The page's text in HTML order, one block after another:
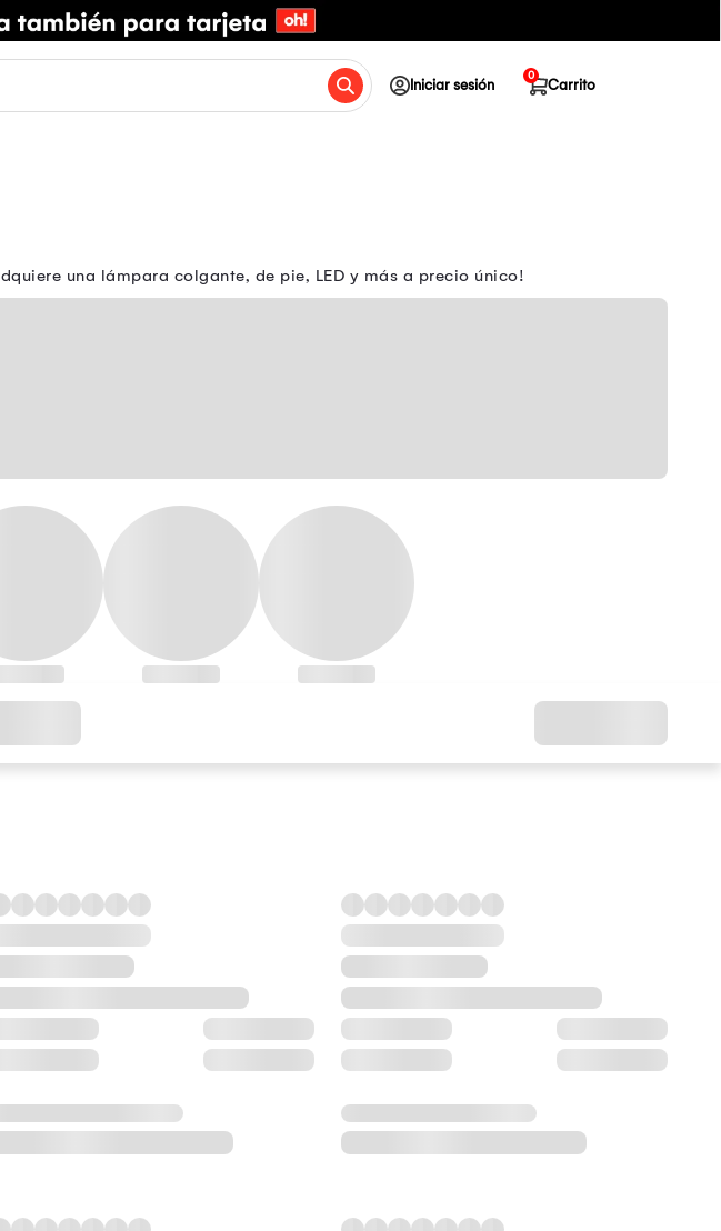
Iniciar sesión Carrito
0
una lámpara colgante, de pie, LED y más a precio único!